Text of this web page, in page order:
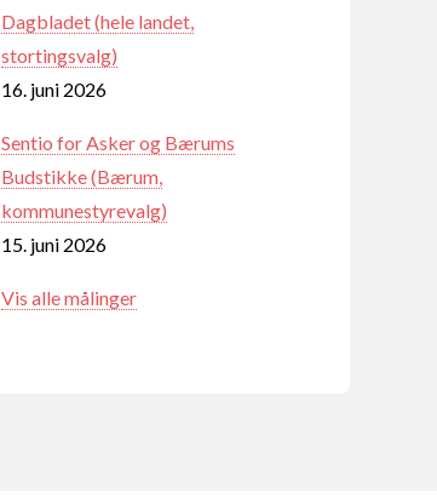
Dagbladet (hele landet,
stortingsvalg)
16. juni 2026
Sentio for Asker og Bærums
Budstikke (Bærum,
kommunestyrevalg)
15. juni 2026
Vis alle målinger